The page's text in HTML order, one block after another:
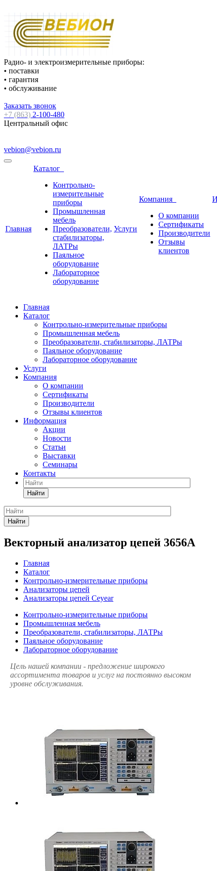
Радио- и электроизмерительные приборы:
• поставки
• гарантия
• обслуживание
Заказать звонок
+7 (863) 2-100-480
Центральный офис
vebion@vebion.ru
Главная
Каталог
Контрольно-
измерительные
приборы
Промышленная
мебель
Преобразователи,
стабилизаторы,
ЛАТРы
Паяльное
оборудование
Лабораторное
оборудование
Услуги
Компания
О компании
Сертификаты
Производители
Отзывы
клиентов
Главная
Каталог
Контрольно-измерительные приборы
Промышленная мебель
Преобразователи, стабилизаторы, ЛАТРы
Паяльное оборудование
Лабораторное оборудование
Услуги
Компания
О компании
Сертификаты
Производители
Отзывы клиентов
Информация
Акции
Новости
Статьи
Выставки
Семинары
Контакты
Найти
Найти
Векторный анализатор цепей 3656A
Главная
Каталог
Контрольно-измерительные приборы
Анализаторы цепей
Анализаторы цепей Ceyear
Контрольно-измерительные приборы
Промышленная мебель
Преобразователи, стабилизаторы, ЛАТРы
Паяльное оборудование
Лабораторное оборудование
Цель нашей компании - предложение широкого
ассортимента товаров и услуг на постоянно высоком
уровне обслуживания.